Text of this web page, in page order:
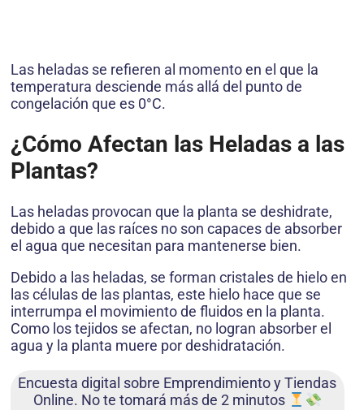
Las heladas se refieren al momento en el que la
temperatura desciende más allá del punto de
congelación que es 0°C.
¿Cómo Afectan las Heladas a las
Plantas?
Las heladas provocan que la planta se deshidrate,
debido a que las raíces no son capaces de absorber
el agua que necesitan para mantenerse bien.
Debido a las heladas, se forman cristales de hielo en
las células de las plantas, este hielo hace que se
interrumpa el movimiento de fluidos en la planta.
Como los tejidos se afectan, no logran absorber el
agua y la planta muere por deshidratación.
Encuesta digital sobre Emprendimiento y Tiendas
Online. No te tomará más de 2 minutos